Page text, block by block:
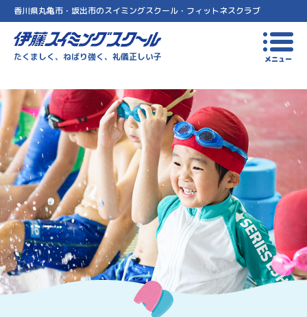
香川県丸亀市・坂出市のスイミングスクール・フィットネスクラブ
伊藤スイミングスクール
たくましく、ねばり強く、礼儀正しい子 メニュー